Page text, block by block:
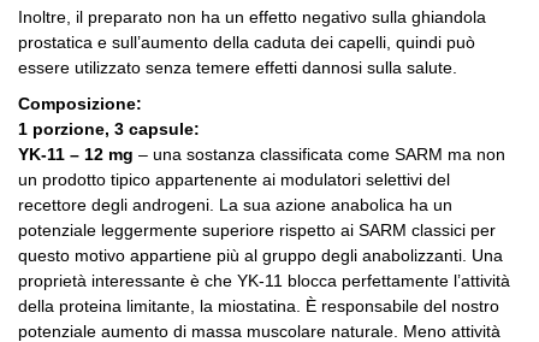
Inoltre, il preparato non ha un effetto negativo sulla ghiandola
prostatica e sull’aumento della caduta dei capelli, quindi può
essere utilizzato senza temere effetti dannosi sulla salute.
Composizione:
1 porzione, 3 capsule:
YK-11 – 12 mg – una sostanza classificata come SARM ma non
un prodotto tipico appartenente ai modulatori selettivi del
recettore degli androgeni. La sua azione anabolica ha un
potenziale leggermente superiore rispetto ai SARM classici per
questo motivo appartiene più al gruppo degli anabolizzanti. Una
proprietà interessante è che YK-11 blocca perfettamente l’attività
della proteina limitante, la miostatina. È responsabile del nostro
potenziale aumento di massa muscolare naturale. Meno attività